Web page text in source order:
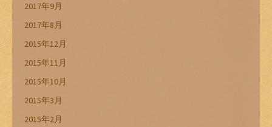
2017年9月
2017年8月
2015年12月
2015年11月
2015年10月
2015年3月
2015年2月